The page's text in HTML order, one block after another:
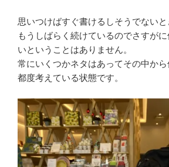
思いつけばすぐ書けるしそうでないと
もうしばらく続けているのでさすが
いということはありません。
常にいくつかネタはあってその中か
都度考えている状態です。